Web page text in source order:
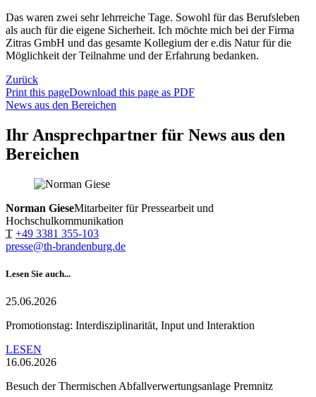
Das waren zwei sehr lehrreiche Tage. Sowohl für das Berufsleben
als auch für die eigene Sicherheit. Ich möchte mich bei der Firma
Zitras GmbH und das gesamte Kollegium der e.dis Natur für die
Möglichkeit der Teilnahme und der Erfahrung bedanken.
Zurück
Print this pageDownload this page as PDF
News aus den Bereichen
Ihr Ansprechpartner für News aus den
Bereichen
Norman GieseMitarbeiter für Pressearbeit und
Hochschulkommunikation
T +49 3381 355-103
presse@th-brandenburg.de
Lesen Sie auch...
25.06.2026
Promotionstag: Interdisziplinarität, Input und Interaktion
LESEN
16.06.2026
Besuch der Thermischen Abfallverwertungsanlage Premnitz